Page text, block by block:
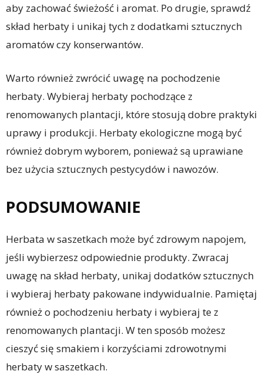
aby zachować świeżość i aromat. Po drugie, sprawdź
skład herbaty i unikaj tych z dodatkami sztucznych
aromatów czy konserwantów.
Warto również zwrócić uwagę na pochodzenie
herbaty. Wybieraj herbaty pochodzące z
renomowanych plantacji, które stosują dobre praktyki
uprawy i produkcji. Herbaty ekologiczne mogą być
również dobrym wyborem, ponieważ są uprawiane
bez użycia sztucznych pestycydów i nawozów.
PODSUMOWANIE
Herbata w saszetkach może być zdrowym napojem,
jeśli wybierzesz odpowiednie produkty. Zwracaj
uwagę na skład herbaty, unikaj dodatków sztucznych
i wybieraj herbaty pakowane indywidualnie. Pamiętaj
również o pochodzeniu herbaty i wybieraj te z
renomowanych plantacji. W ten sposób możesz
cieszyć się smakiem i korzyściami zdrowotnymi
herbaty w saszetkach.